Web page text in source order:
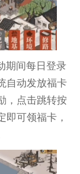
期间每日登录
自动发放福卡
，点击跳转按
即可领福卡，